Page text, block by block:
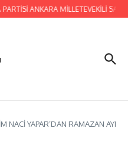
ANKARA MİLLETEVEKİLİ
NACİ YAPAR’DAN RAMAZAN AYI